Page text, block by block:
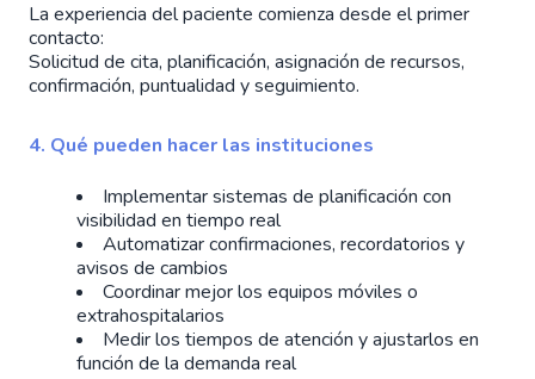
La experiencia del paciente comienza desde el primer
contacto:
Solicitud de cita, planificación, asignación de recursos,
confirmación, puntualidad y seguimiento.
4. Qué pueden hacer las instituciones
Implementar sistemas de planificación con
visibilidad en tiempo real
Automatizar confirmaciones, recordatorios y
avisos de cambios
Coordinar mejor los equipos móviles o
extrahospitalarios
Medir los tiempos de atención y ajustarlos en
función de la demanda real